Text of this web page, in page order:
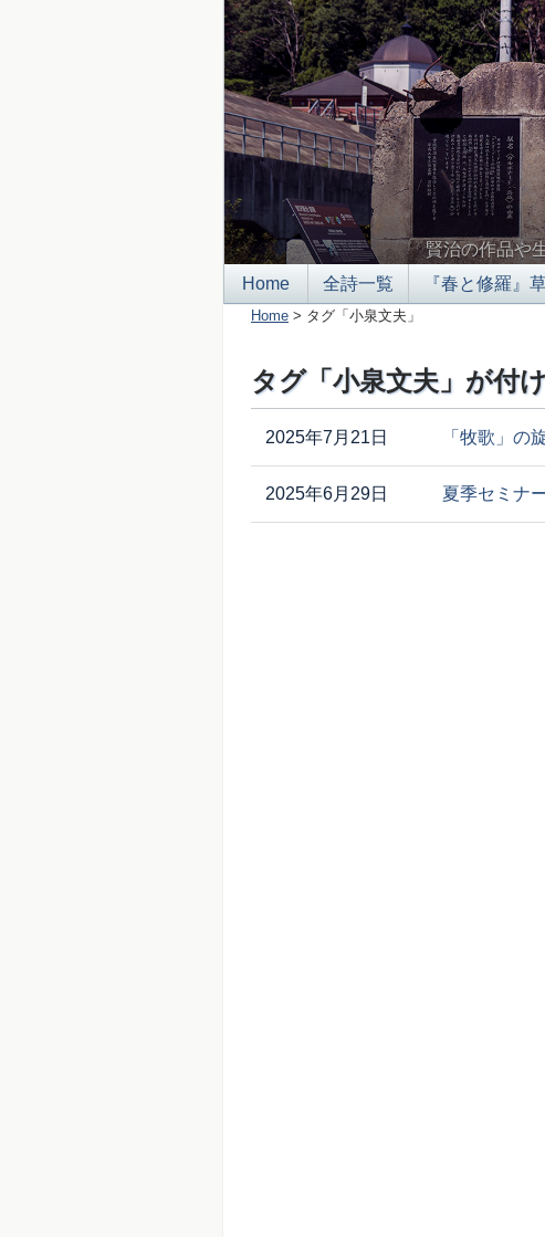
賢治の作品や
Home
全詩一覧 『春と修羅』
Home > タグ「小泉文夫」
タグ「小泉文夫」が付
2025年7月21日 「牧歌」の
2025年6月29日 夏季セミナ